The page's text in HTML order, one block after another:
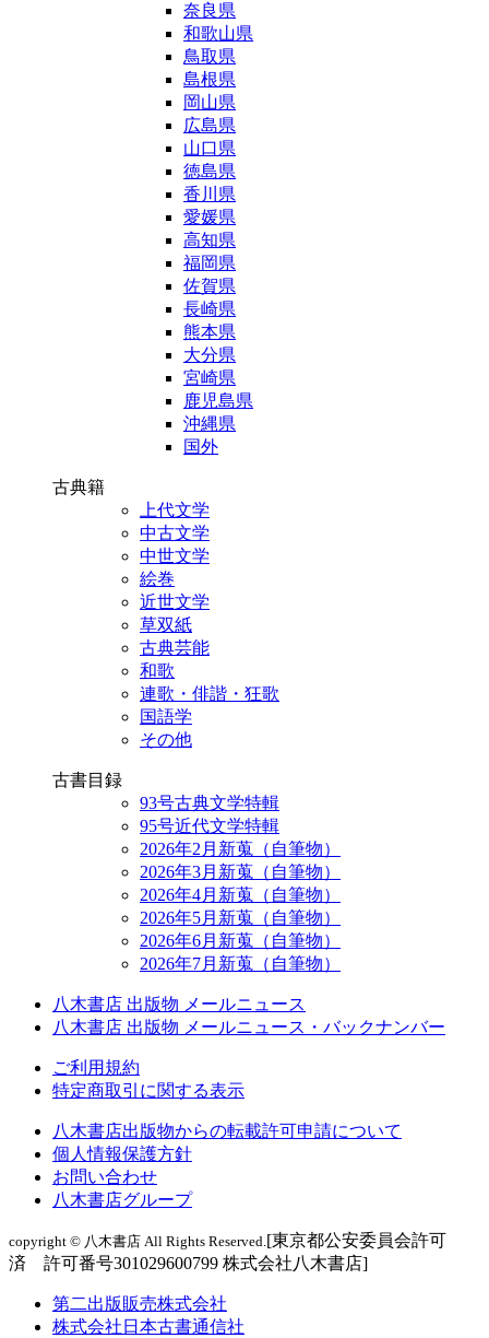
奈良県
和歌山県
鳥取県
島根県
岡山県
広島県
山口県
徳島県
香川県
愛媛県
高知県
福岡県
佐賀県
長崎県
熊本県
大分県
宮崎県
鹿児島県
沖縄県
国外
古典籍
上代文学
中古文学
中世文学
絵巻
近世文学
草双紙
古典芸能
和歌
連歌・俳諧・狂歌
国語学
その他
古書目録
93号古典文学特輯
95号近代文学特輯
2026年2月新蒐（自筆物）
2026年3月新蒐（自筆物）
2026年4月新蒐（自筆物）
2026年5月新蒐（自筆物）
2026年6月新蒐（自筆物）
2026年7月新蒐（自筆物）
八木書店 出版物 メールニュース
八木書店 出版物 メールニュース・バックナンバー
ご利用規約
特定商取引に関する表示
八木書店出版物からの転載許可申請について
個人情報保護方針
お問い合わせ
八木書店グループ
copyright © 八木書店 All Rights Reserved.[東京都公安委員会許可
済 許可番号301029600799 株式会社八木書店]
第二出版販売株式会社
株式会社日本古書通信社